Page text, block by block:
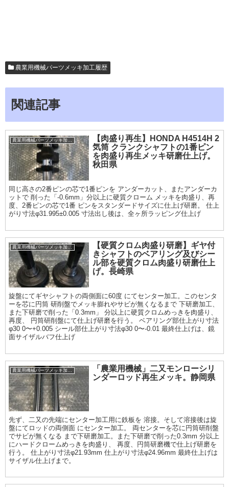
農業用機械パーツメッキ加工履歴
関連記事
農業用機械パーツメッキ加工履歴
【肉盛り再生】HONDA H4514H 2
気筒 クランクシャフトの1番ピン
を肉盛り再生メッキ研磨仕上げ。
秋田県
同じ高さの2番ピンの芯で1番ピンを アンダーカット、またアンダーカ
ットで 削った「-0.6mm」分以上に硬質クローム メッキを肉盛り、再
度、2番ピンの芯で1番 ピンをスタンダードサイズに仕上げ研磨。 仕上
がり寸法φ31.995±0.005 寸法出し後は、全ヶ所ラッピング仕上げ
農業用機械パーツメッキ加工履歴
【硬質クロム肉盛り研磨】ギヤ付
きシャフトのベアリング及びシー
ル部を硬質クロム肉盛り研磨仕上
げ。長崎県
旋盤にてギヤシャフトの両側面に60度 にてセンター加工。このセンタ
ーを芯に円筒 研削盤でメッキ膨れやサビが無くなるまで 下研磨加工、
また下研磨で削った「0.3mm」 分以上に硬質クロムめっきを肉盛り、
再度、 円筒研削盤にて仕上げ研磨を行う。 ベアリング部仕上がり寸法
φ30 0〜+0.005 シール部仕上がり寸法φ30 0〜-0.01 最終仕上げは、鏡
面サイザルバフ仕上げ
「農業用機械」二又モンローシリ
ンダーロッド再生メッキ。静岡県
先ず、二又の先端にセンター加工用に鉄板を 溶接。そして溶接後は旋
盤にてロッドの両側面 にセンター加工。 両センターを芯に円筒研削盤
でサビが無くなる まで下研磨加工。また下研磨で削った0.3mm 分以上
にハードクロームめっきを肉盛り、 再度、円筒研磨機で仕上げ研磨を
行う。 仕上がり寸法φ21.93mm 仕上がり寸法φ24.96mm 最終仕上げは
サイザル仕上げまで。